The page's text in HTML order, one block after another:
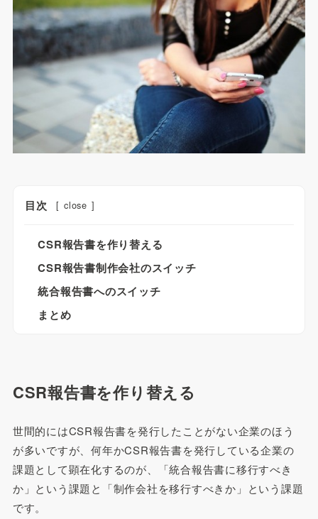
目次 [ close ]
CSR報告書を作り替える
CSR報告書制作会社のスイッチ
統合報告書へのスイッチ
まとめ
CSR報告書を作り替える
世間的にはCSR報告書を発行したことがない企業のほう
が多いですが、何年かCSR報告書を発行している企業の
課題として顕在化するのが、「統合報告書に移行すべき
か」という課題と「制作会社を移行すべきか」という課題
です。